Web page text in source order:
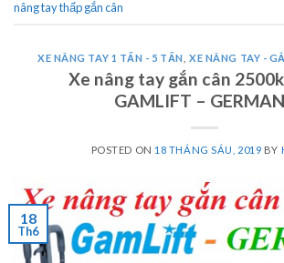
nâng tay thấp gắn cân
XE NÂNG TAY 1 TẤN - 5 TẤN ,XE NÂNG TAY -
Xe nâng tay gắn cân
GAMLIFT –
POSTED ON 18 THÁNG SÁU, 2019 BY
18
Th6